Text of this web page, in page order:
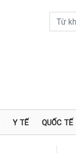
Y TẾ QUỐC TẾ